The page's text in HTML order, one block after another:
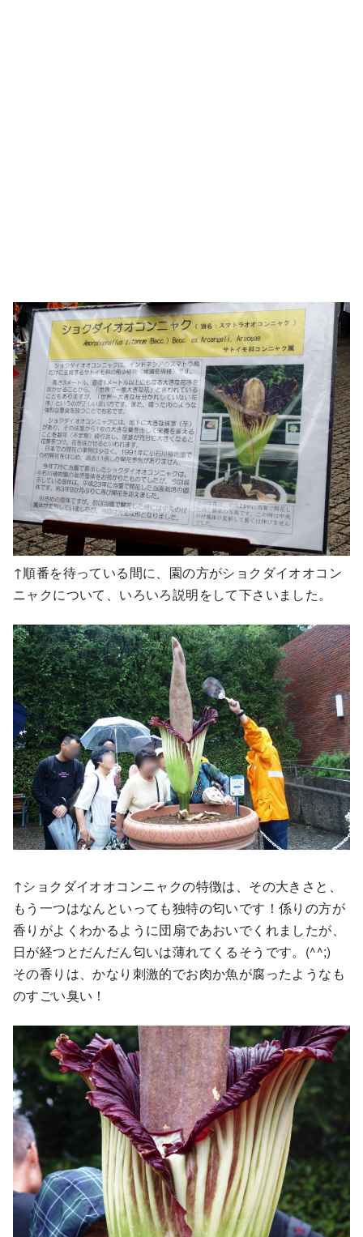
↑順番を待っている間に、園の方がショクダイオオコン
ニャクについて、いろいろ説明をして下さいました。
↑ショクダイオオコンニャクの特徴は、その大きさと、
もう一つはなんといっても独特の匂いです！係りの方が
香りがよくわかるように団扇であおいでくれましたが、
日が経つとだんだん匂いは薄れてくるそうです。(^^;)
その香りは、かなり刺激的でお肉か魚が腐ったようなも
のすごい臭い！